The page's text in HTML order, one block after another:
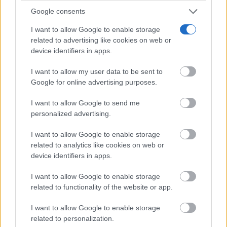
Google consents
I want to allow Google to enable storage
related to advertising like cookies on web or
device identifiers in apps.
I want to allow my user data to be sent to
Google for online advertising purposes.
I want to allow Google to send me
personalized advertising.
I want to allow Google to enable storage
related to analytics like cookies on web or
device identifiers in apps.
I want to allow Google to enable storage
related to functionality of the website or app.
I want to allow Google to enable storage
related to personalization.
mejor destino natural del país”, por lo que ha
animado a votar por él para que consiga ser el mejor
destino natural de España entre los lectores de esta
votar a través de la página web de National
febrero”.
Reconocimiento entidades y empresas
Finalmente, la consejera ha felicitado a las tres nuevas
empresas que han conseguido el ‘Sistema de
reconocimiento de la sostenibilidad del turismo de
naturaleza en Red Natura 2000’, del que forma parte